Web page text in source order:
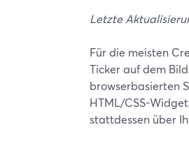
Letzte
Für die meisten
Ticker auf dem
browserbasierten
HTML/CSS-
stattdessen über